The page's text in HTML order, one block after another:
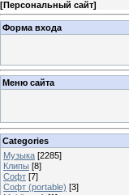
[Персональный сайт]
Форма входа
Меню сайта
Categories
Музыка [2285]
Клипы [8]
Софт [7]
Софт (portable) [3]